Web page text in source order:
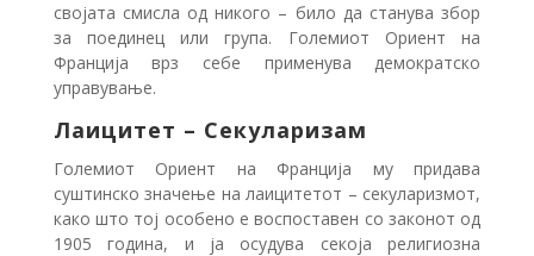
својата смисла од никого – било да станува збор
за поединец или група. Големиот Ориент на
Франција врз себе применува демократско
управување.
Лаицитет – Секуларизам
Големиот Ориент на Франција му придава
суштинско значење на лаицитетот – секуларизмот,
како што тој особено е воспоставен со законот од
1905 година, и ја осудува секоја религиозна